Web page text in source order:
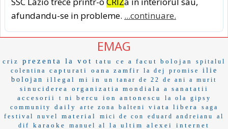
afundandu-se in probleme. ...continuare.
EMAG
criz prezenta la vot tatu ce a facut bolojan
spitalul
colentina
capturati oana zamfir la dej promise
ilie
bolojan
illegal mi in un tanar de 22 de ani a murit
sinuciderea
organizatia mondiala a sanatatii
accesorii
t ni bercu ion antonescu la ola
gipsy
community
daily arte zona balteni viata libera
saga
festival
nuvel material mici de con eduard andreianu
al
dif
karaoke manuel al la ultim alexei internet